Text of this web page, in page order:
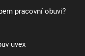
pracovní obuvi?
uvex